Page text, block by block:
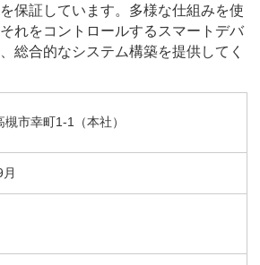
保証しています。多様な仕組みを使
れをコントロールするスマートデバ
総合的なシステム構築を提供してく
槻市幸町1-1（本社）